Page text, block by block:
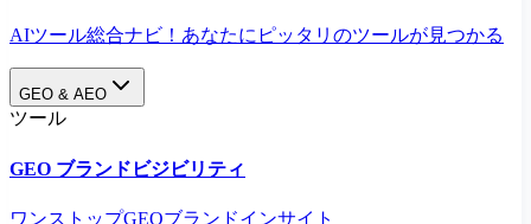
AIツール総合ナビ！あなたにピッタリのツールが見つかる
GEO & AEO
ツール
GEO ブランドビジビリティ
ワンストップGEOブランドインサイト